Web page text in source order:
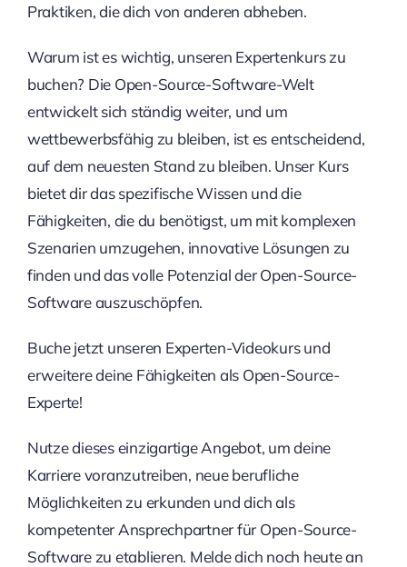
Praktiken, die dich von anderen abheben.
Warum ist es wichtig, unseren Expertenkurs zu
buchen? Die Open-Source-Software-Welt
entwickelt sich ständig weiter, und um
wettbewerbsfähig zu bleiben, ist es entscheidend,
auf dem neuesten Stand zu bleiben. Unser Kurs
bietet dir das spezifische Wissen und die
Fähigkeiten, die du benötigst, um mit komplexen
Szenarien umzugehen, innovative Lösungen zu
finden und das volle Potenzial der Open-Source-
Software auszuschöpfen.
Buche jetzt unseren Experten-Videokurs und
erweitere deine Fähigkeiten als Open-Source-
Experte!
Nutze dieses einzigartige Angebot, um deine
Karriere voranzutreiben, neue berufliche
Möglichkeiten zu erkunden und dich als
kompetenter Ansprechpartner für Open-Source-
Software zu etablieren. Melde dich noch heute an